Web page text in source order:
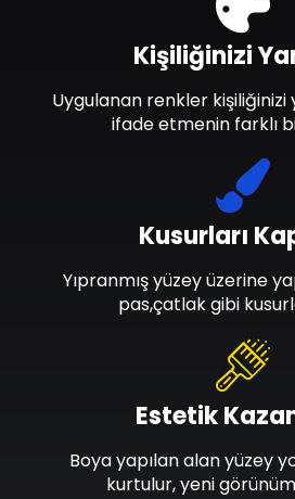
Estetik
Boya yapılan alan yüzey
kurtulur, yeni
Kusurları
Yıpranmış yüzey üzerine
pas,çatlak gibi
Kişiliğinizi
Uygulanan renkler kişiliğinizi
ifade etmenin farklı